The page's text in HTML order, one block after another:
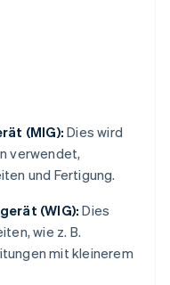
(MIG):Dies wird
verwendet,
und Fertigung.
(WIG): Dies
wie z. B.
mit kleinerem